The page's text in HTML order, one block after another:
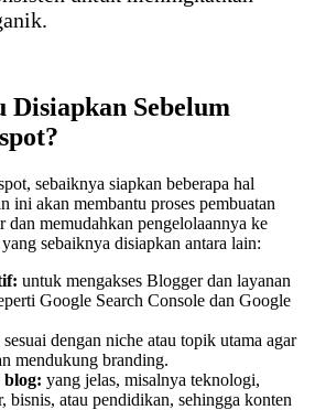
Disiapkan Sebelum
sebaiknya siapkan beberapa hal
ini akan membantu proses pembuatan
dan memudahkan pengelolaannya ke
sebaiknya disiapkan antara lain:
untuk mengakses Blogger dan layanan
Google Search Console dan Google
dengan niche atau topik utama agar
mendukung branding.
blog: yang jelas, misalnya teknologi,
bisnis, atau pendidikan, sehingga konten